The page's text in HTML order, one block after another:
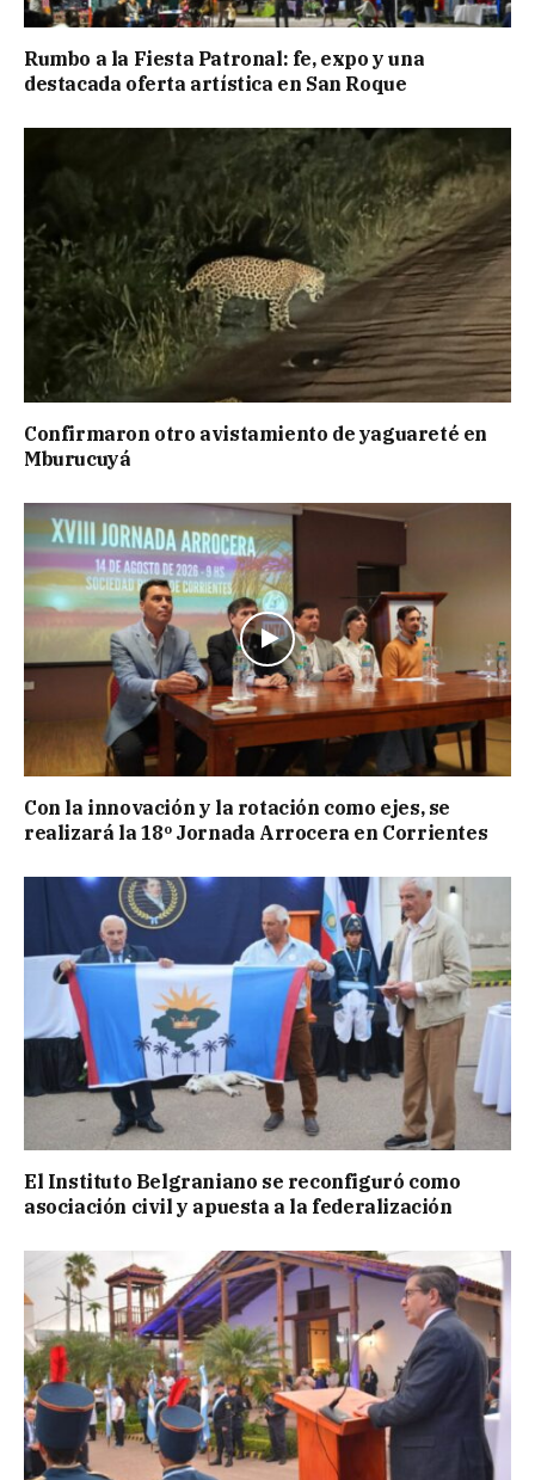
Rumbo a la Fiesta Patronal: fe, expo y una
destacada oferta artística en San Roque
Confirmaron otro avistamiento de yaguareté en
Mburucuyá
Con la innovación y la rotación como ejes, se
realizará la 18º Jornada Arrocera en Corrientes
El Instituto Belgraniano se reconfiguró como
asociación civil y apuesta a la federalización